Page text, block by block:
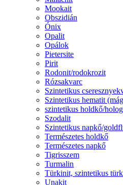
Mookait
Obszidián
Ónix
Opalit
Opálok
Pietersite
Pirit
Rodonit/rodokrozit
Rózsakvarc
Szintetikus
Szintetikus hematit
szintetikus holdkő/
Szodalit
Szintetikus napkő/
Természetes holdkő
Természetes napkő
Tigrisszem
Turmalin
Türkinit, szintetikus
Unakit